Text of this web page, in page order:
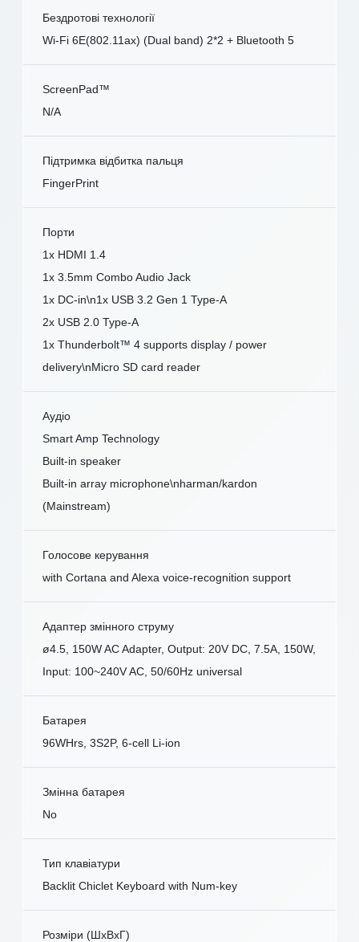
Бездротові технології
Wi-Fi 6E(802.11ax) (Dual band) 2*2 + Bluetooth 5
ScreenPad™
N/A
Підтримка відбитка пальця
FingerPrint
Порти
1x HDMI 1.4
1x 3.5mm Combo Audio Jack
1x DC-in\n1x USB 3.2 Gen 1 Type-A
2x USB 2.0 Type-A
1x Thunderbolt™ 4 supports display / power
delivery\nMicro SD card reader
Аудіо
Smart Amp Technology
Built-in speaker
Built-in array microphone\nharman/kardon
(Mainstream)
Голосове керування
with Cortana and Alexa voice-recognition support
Адаптер змінного струму
ø4.5, 150W AC Adapter, Output: 20V DC, 7.5A, 150W,
Input: 100~240V AC, 50/60Hz universal
Батарея
96WHrs, 3S2P, 6-cell Li-ion
Змінна батарея
No
Тип клавіатури
Backlit Chiclet Keyboard with Num-key
Розміри (ШxВxГ)